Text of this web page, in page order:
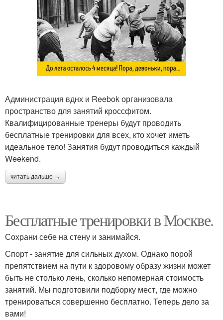
Администрация вднх и Reebok организовала
пространство для занятий кроссфитом.
Квалифицированные тренеры будут проводить
бесплатные тренировки для всех, кто хочет иметь
идеальное тело! Занятия будут проводиться каждый
Weekend.
читать дальше →
Бесплатные тренировки в Москве.
Сохрани себе на стену и занимайся.
Спорт - занятие для сильных духом. Однако порой
препятствием на пути к здоровому образу жизни может
быть не столько лень, сколько непомерная стоимость
занятий. Мы подготовили подборку мест, где можно
тренироваться совершенно бесплатно. Теперь дело за
вами!